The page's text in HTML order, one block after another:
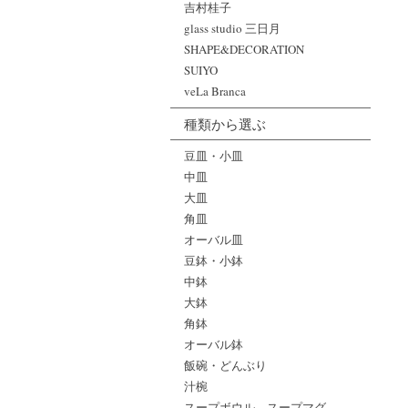
吉村桂子
glass studio 三日月
SHAPE&DECORATION
SUIYO
veLa Branca
種類から選ぶ
豆皿・小皿
中皿
大皿
角皿
オーバル皿
豆鉢・小鉢
中鉢
大鉢
角鉢
オーバル鉢
飯碗・どんぶり
汁椀